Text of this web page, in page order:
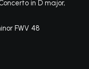
in D major,
FWV 48